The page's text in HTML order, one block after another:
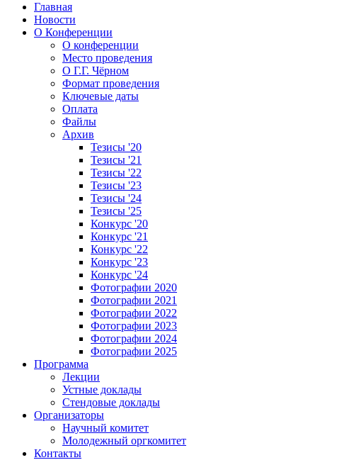
Главная
Новости
О Конференции
О конференции
Место проведения
О Г.Г. Чёрном
Формат проведения
Ключевые даты
Оплата
Файлы
Архив
Тезисы '20
Тезисы '21
Тезисы '22
Тезисы '23
Тезисы '24
Тезисы '25
Конкурс '20
Конкурс '21
Конкурс '22
Конкурс '23
Конкурс '24
Фотографии 2020
Фотографии 2021
Фотографии 2022
Фотографии 2023
Фотографии 2024
Фотографии 2025
Программа
Лекции
Устные доклады
Стендовые доклады
Организаторы
Научный комитет
Молодежный оргкомитет
Контакты